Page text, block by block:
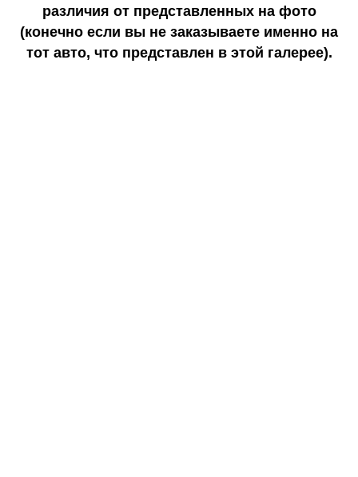
различия от представленных на фото
(конечно если вы не заказываете именно на
тот авто, что представлен в этой галерее).